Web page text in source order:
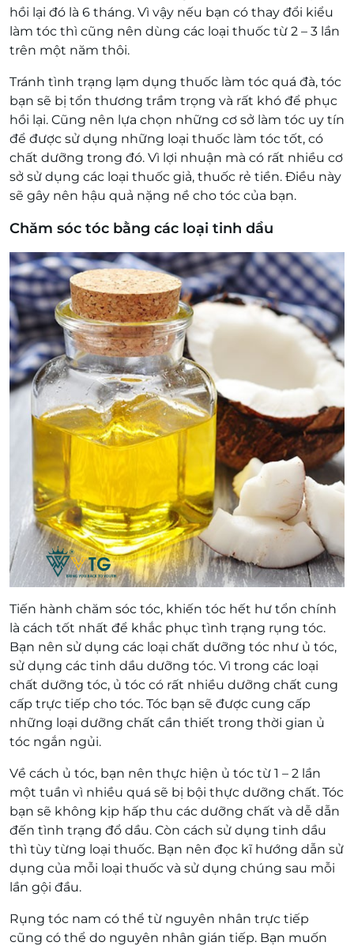
hồi lại đó là 6 tháng. Vì vậy nếu bạn có thay đổi kiểu
làm tóc thì cũng nên dùng các loại thuốc từ 2 – 3 lần
trên một năm thôi.
Tránh tình trạng lạm dụng thuốc làm tóc quá đà, tóc
bạn sẽ bị tổn thương trầm trọng và rất khó để phục
hồi lại. Cũng nên lựa chọn những cơ sở làm tóc uy tín
để được sử dụng những loại thuốc làm tóc tốt, có
chất dưỡng trong đó. Vì lợi nhuận mà có rất nhiều cơ
sở sử dụng các loại thuốc giả, thuốc rẻ tiền. Điều này
sẽ gây nên hậu quả nặng nề cho tóc của bạn.
Chăm sóc tóc bằng các loại tinh dầu
Tiến hành chăm sóc tóc, khiến tóc hết hư tổn chính
là cách tốt nhất để khắc phục tình trạng rụng tóc.
Bạn nên sử dụng các loại chất dưỡng tóc như ủ tóc,
sử dụng các tinh dầu dưỡng tóc. Vì trong các loại
chất dưỡng tóc, ủ tóc có rất nhiều dưỡng chất cung
cấp trực tiếp cho tóc. Tóc bạn sẽ được cung cấp
những loại dưỡng chất cần thiết trong thời gian ủ
tóc ngắn ngủi.
Về cách ủ tóc, bạn nên thực hiện ủ tóc từ 1 – 2 lần
một tuần vì nhiều quá sẽ bị bội thực dưỡng chất. Tóc
bạn sẽ không kịp hấp thu các dưỡng chất và dễ dẫn
đến tình trạng đổ dầu. Còn cách sử dụng tinh dầu
thì tùy từng loại thuốc. Bạn nên đọc kĩ hướng dẫn sử
dụng của mỗi loại thuốc và sử dụng chúng sau mỗi
lần gội đầu.
Rụng tóc nam có thể từ nguyên nhân trực tiếp
cũng có thể do nguyên nhân gián tiếp. Bạn muốn